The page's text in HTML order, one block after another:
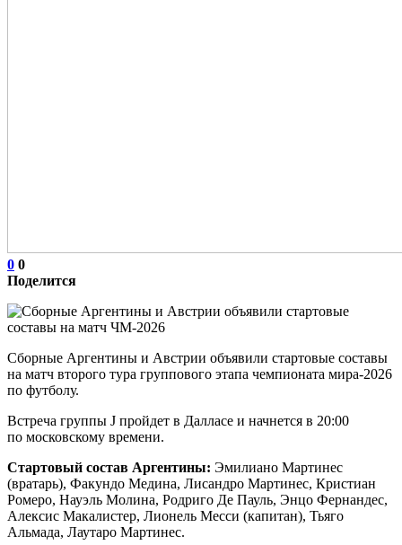
0 0
Поделится
Сборные Аргентины и Австрии объявили стартовые составы
на матч второго тура группового этапа чемпионата мира‑2026
по футболу.
Встреча группы J пройдет в Далласе и начнется в 20:00
по московскому времени.
Стартовый состав Аргентины: Эмилиано Мартинес
(вратарь), Факундо Медина, Лисандро Мартинес, Кристиан
Ромеро, Науэль Молина, Родриго Де Пауль, Энцо Фернандес,
Алексис Макалистер, Лионель Месси (капитан), Тьяго
Альмада, Лаутаро Мартинес.